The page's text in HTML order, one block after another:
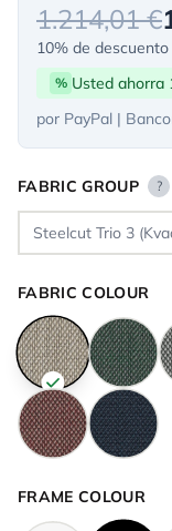
1.214,01 €
10% de
% Usted ahorra
por PayPal |
FABRIC GROUP ?
FABRIC COLOUR
FRAME COLOUR